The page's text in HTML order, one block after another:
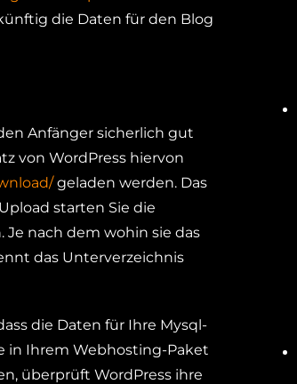
die Daten für den Blog
Anfänger sicherlich gut
von WordPress hiervon
geladen werden. Das
starten Sie die
Je nach dem wohin sie das
das Unterverzeichnis
die Daten für Ihre Mysql-
in Ihrem Webhosting-Paket
überprüft WordPress ihre